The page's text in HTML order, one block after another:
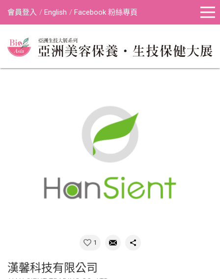
會員登入 English Facebook 粉絲專頁
1
漢馨科技有限公司